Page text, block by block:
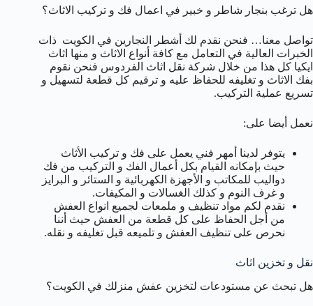
هل ترغب بنجار شاطر و خبير في اعمال فك و تركيب الاثاث؟
تواصل معنا… فنحن نقدم لك أشطر النجارين في الكويت ذات
الخبرات العالية في التعامل مع كافة أنواع الاثاث و منها اثاث
ايكيا كل هذا من خلال شركة نقل اثاث الفردوس فنحن نقوم
بفك الاثاث و تغليفه للحفاظ عليه و ترقيم كل قطعة لتسهيل و
تسريع عملية التركيب.
نعمل أيضا على:
يتوفر لدينا أمهر فني يعمل على فك و تركيب الأثاث
حيث بإمكانه القيام بكل أعمال الفك و التركيب من فك
دواليب للمكاتب و الأجهزة الكهربائية و الستائر و البرايز
و غرف النوم و كذلك الغسالات و المكيفات.
نقدم لكم مواد تنظيف و ملمعات لجميع انواع العفش
من أجل الحفاظ على كل قطعة من العفش حيث أننا
نحرص على تنظيف العفش و تلميعه قبل تغليفه و نقله.
نقل و تخزين اثاث
هل تبحث عن مستودعات لتخزين عفش منزلك في الكويت؟